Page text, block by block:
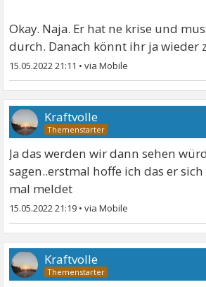
Okay. Naja. Er hat ne krise und
durch. Danach könnt ihr ja wieder
15.05.2022 21:11 •
Kraftvolle
Ja das werden wir dann sehen
sagen..erstmal hoffe ich das er
mal meldet
15.05.2022 21:19 •
Kraftvolle